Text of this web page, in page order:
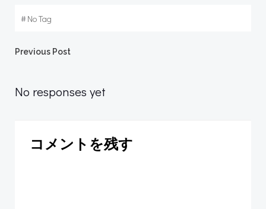
#No Tag
Post
navigation
Previous Post
No responses yet
コメントを残す